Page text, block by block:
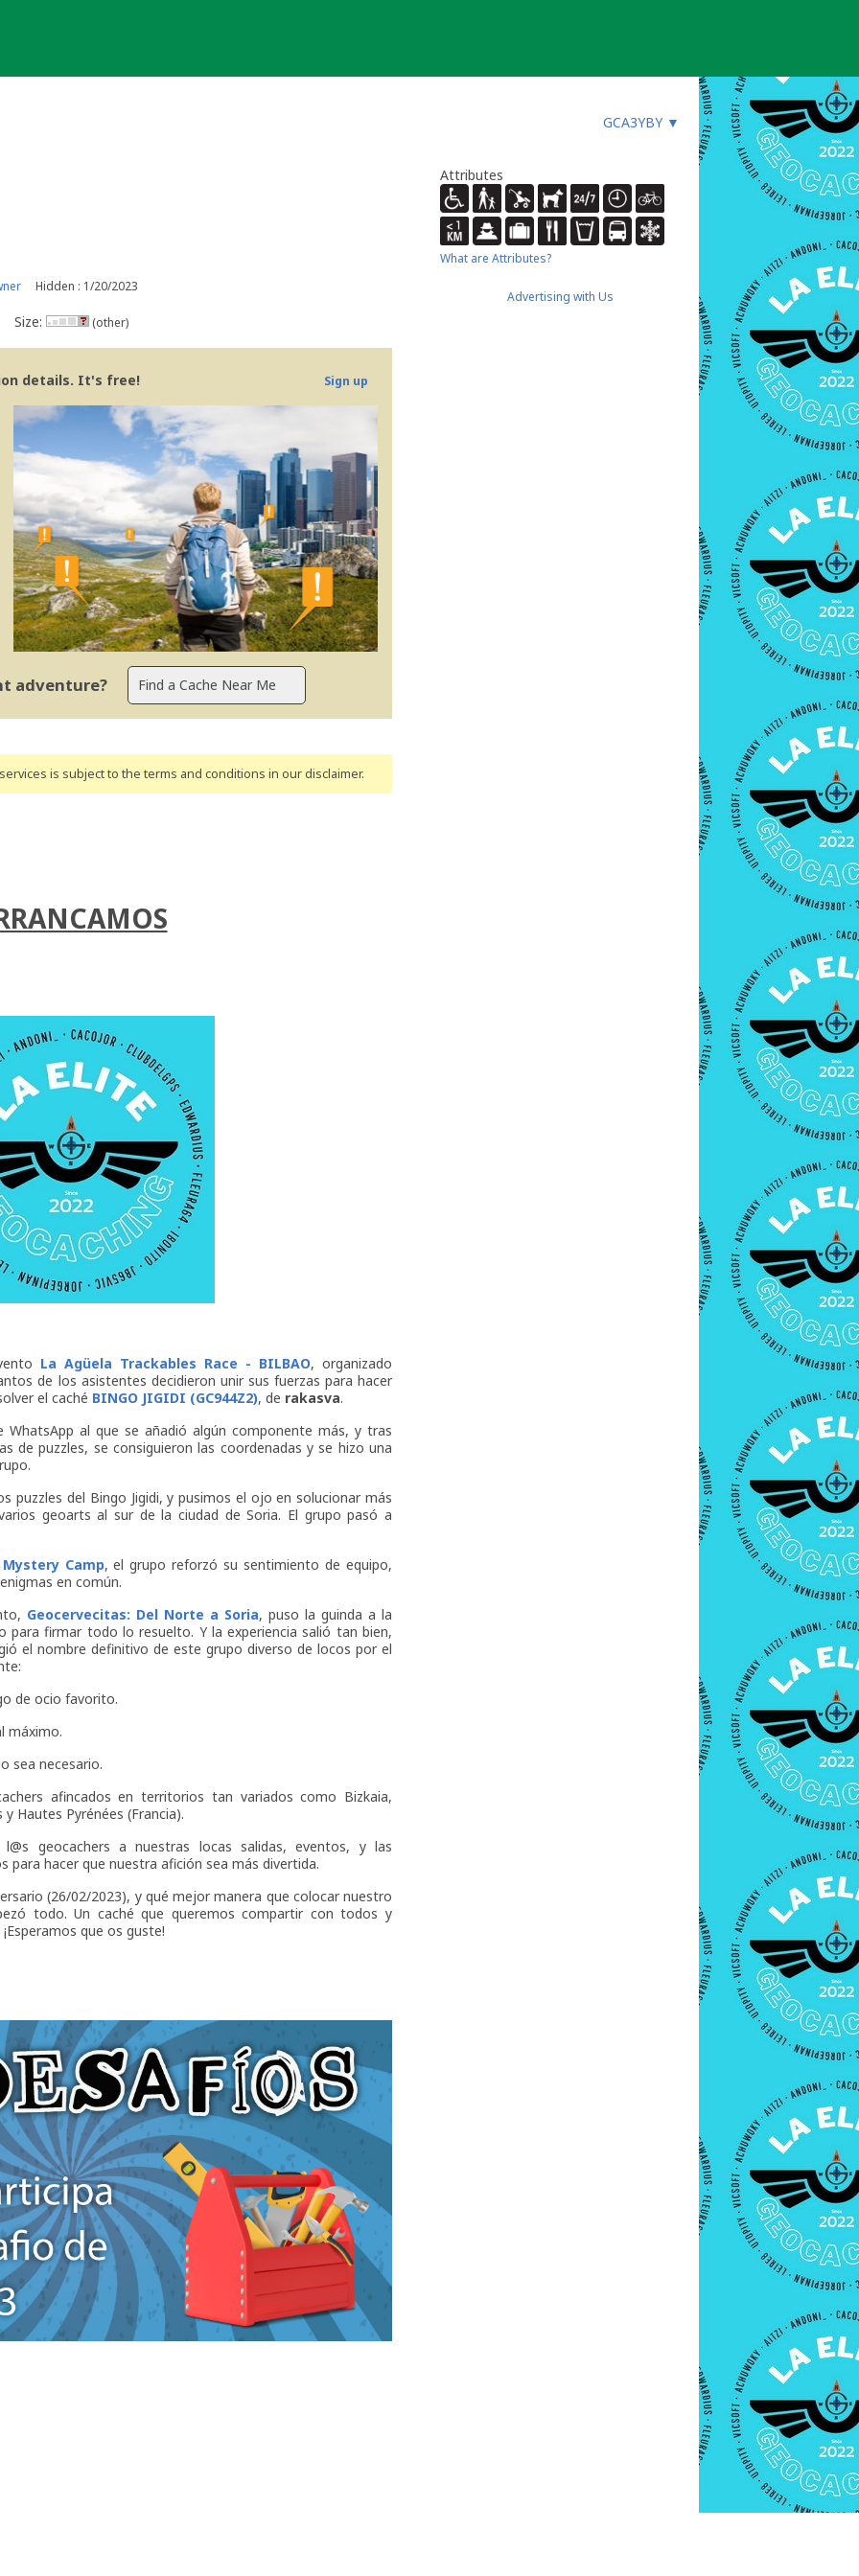
GCA3YBY ▼
Hidden : 1/20/2023
Size: (other)
details. It's free! Sign up
adventure?
is subject to the terms and conditions in our disclaimer.
La Agüela Trackables Race - BILBAO, organizado
de los asistentes decidieron unir sus fuerzas para hacer
el caché BINGO JIGIDI (GC944Z2), de rakasva.
al que se añadió algún componente más, y tras
de puzzles, se consiguieron las coordenadas y se hizo una
puzzles del Bingo Jigidi, y pusimos el ojo en solucionar más
geoarts al sur de la ciudad de Soria. El grupo pasó a
Camp, el grupo reforzó su sentimiento de equipo,
en común.
Geocervecitas: Del Norte a Soria, puso la guinda a la
para firmar todo lo resuelto. Y la experiencia salió tan bien,
el nombre definitivo de este grupo diverso de locos por el
de ocio favorito.
máximo.
sea necesario.
afincados en territorios tan variados como Bizkaia,
Hautes Pyrénées (Francia).
geocachers a nuestras locas salidas, eventos, y las
para hacer que nuestra afición sea más divertida.
(26/02/2023), y qué mejor manera que colocar nuestro
todo. Un caché que queremos compartir con todos y
que os guste!
Attributes
What are Attributes?
Advertising with Us